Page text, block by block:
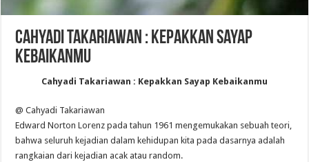
Cahyadi Takariawan : Kepakkan Sayap
Kebaikanmu
Cahyadi Takariawan : Kepakkan Sayap Kebaikanmu
@ Cahyadi Takariawan
Edward Norton Lorenz pada tahun 1961 mengemukakan sebuah teori,
bahwa seluruh kejadian dalam kehidupan kita pada dasarnya adalah
rangkaian dari kejadian acak atau random.